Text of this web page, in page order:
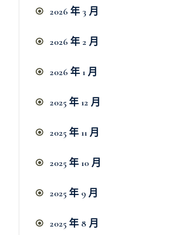
2026 年 3 月
2026 年 2 月
2026 年 1 月
2025 年 12 月
2025 年 11 月
2025 年 10 月
2025 年 9 月
2025 年 8 月